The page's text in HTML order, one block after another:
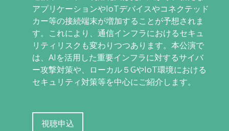
アプリケーションやIoTデバイスやコネクテッド
カー等の接続端末が増加することが予想されま
す。これにより、通信インフラにおけるセキュ
リティリスクも変わりつつあります。本公演で
は、AIを活用した重要インフラに対するサイバ
ー攻撃対策や、ローカル５GやIoT環境における
セキュリティ対策等を中心にご紹介します。
視聴申込